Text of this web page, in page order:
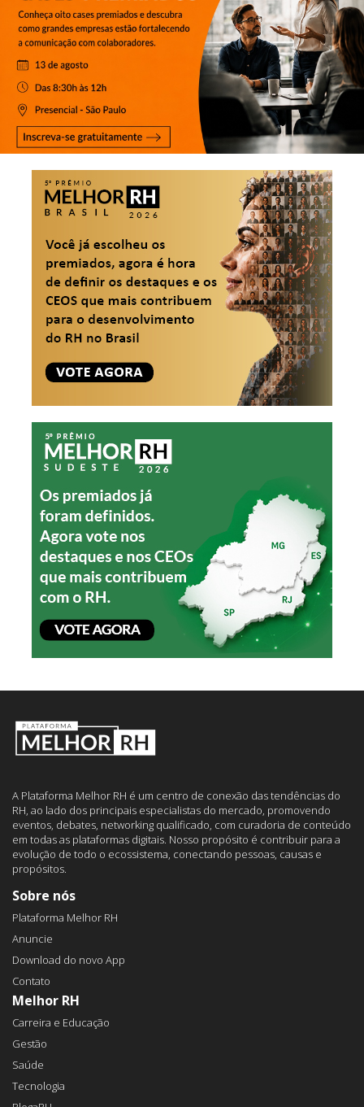
A Plataforma Melhor RH é um centro de conexão das tendências do
RH, ao lado dos principais especialistas do mercado, promovendo
eventos, debates, networking qualificado, com curadoria de conteúdo
em todas as plataformas digitais. Nosso propósito é contribuir para a
evolução de todo o ecossistema, conectando pessoas, causas e
propósitos.
Sobre nós
Plataforma Melhor RH
Anuncie
Download do novo App
Contato
Melhor RH
Carreira e Educação
Gestão
Saúde
Tecnologia